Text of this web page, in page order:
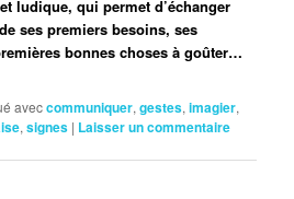
ludique, qui permet d’échanger
ses premiers besoins, ses
bonnes choses à goûter…
aveccommuniquer,gestes,imagier,
,signes | Laisser un commentaire